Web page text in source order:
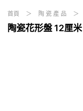
首頁 陶 瓷 產 品
陶瓷花形盤 12厘